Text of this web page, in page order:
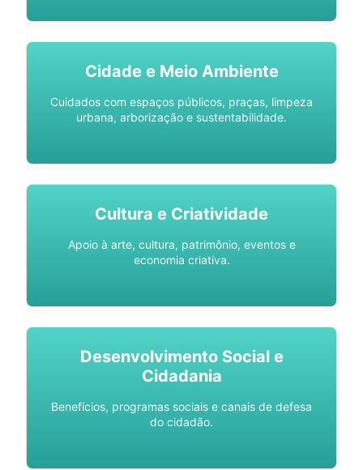
Cidade e Meio Ambiente
Cuidados com espaços públicos, praças, limpeza
urbana, arborização e sustentabilidade.
Cultura e Criatividade
Apoio à arte, cultura, patrimônio, eventos e
economia criativa.
Desenvolvimento Social e
Cidadania
Benefícios, programas sociais e canais de defesa
do cidadão.